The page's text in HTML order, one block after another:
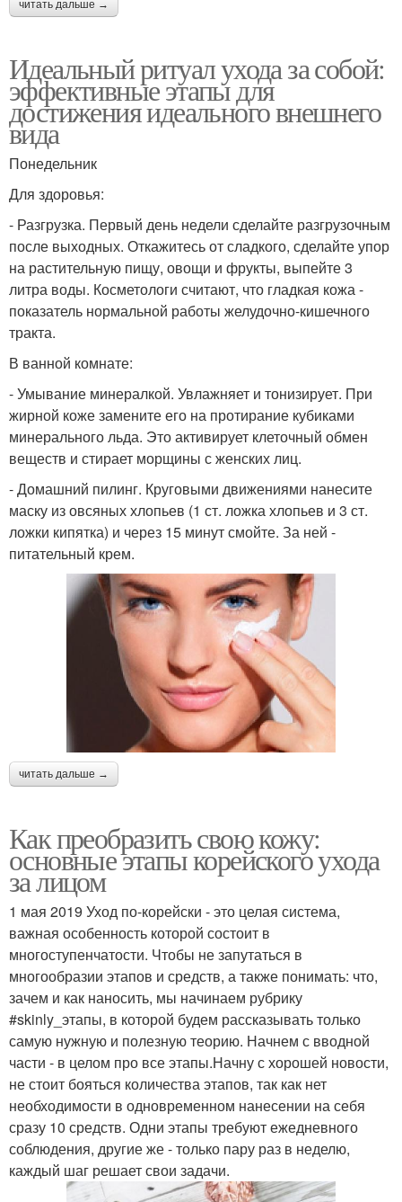
читать дальше →
Идеальный ритуал ухода за собой:
эффективные этапы для
достижения идеального внешнего
вида
Понедельник
Для здоровья:
- Разгрузка. Первый день недели сделайте разгрузочным
после выходных. Откажитесь от сладкого, сделайте упор
на растительную пищу, овощи и фрукты, выпейте 3
литра воды. Косметологи считают, что гладкая кожа -
показатель нормальной работы желудочно-кишечного
тракта.
В ванной комнате:
- Умывание минералкой. Увлажняет и тонизирует. При
жирной коже замените его на протирание кубиками
минерального льда. Это активирует клеточный обмен
веществ и стирает морщины с женских лиц.
- Домашний пилинг. Круговыми движениями нанесите
маску из овсяных хлопьев (1 ст. ложка хлопьев и 3 ст.
ложки кипятка) и через 15 минут смойте. За ней -
питательный крем.
читать дальше →
Как преобразить свою кожу:
основные этапы корейского ухода
за лицом
1 мая 2019 Уход по-корейски - это целая система,
важная особенность которой состоит в
многоступенчатости. Чтобы не запутаться в
многообразии этапов и средств, а также понимать: что,
зачем и как наносить, мы начинаем рубрику
#skinly_этапы, в которой будем рассказывать только
самую нужную и полезную теорию. Начнем с вводной
части - в целом про все этапы.Начну с хорошей новости,
не стоит бояться количества этапов, так как нет
необходимости в одновременном нанесении на себя
сразу 10 средств. Одни этапы требуют ежедневного
соблюдения, другие же - только пару раз в неделю,
каждый шаг решает свои задачи.